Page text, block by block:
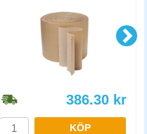
386.30 kr
KÖP